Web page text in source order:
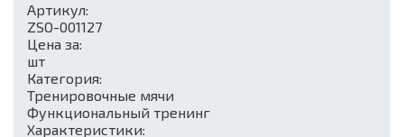
Артикул:
ZSO-001127
Цена за:
шт
Категория:
Тренировочные мячи
Функциональный тренинг
Характеристики: